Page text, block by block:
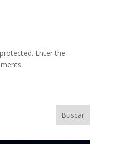
Enter the
Buscar